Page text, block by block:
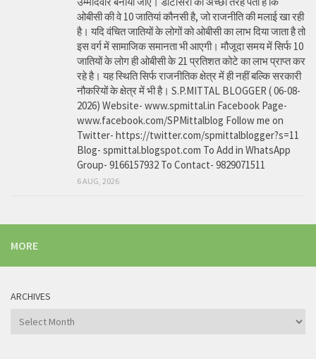
ओबीसी की वे 10 जातियां कौनसी है, जो राजनीति की मलाई खा रही
है। यदि वंचित जातियों के लोगों को ओबीसी का लाभ दिया जाता है तो
इस वर्ग में सामाजिक समानता भी आएगी। मौजूदा समय में सिर्फ 10
जातियों के लोग ही ओबीसी के 21 प्रतिशत कोटे का लाभ प्राप्त कर
रहे है। यह स्थिति सिर्फ राजनीतिक क्षेत्र में ही नहीं बल्कि सरकारी
नौकरियों के क्षेत्र में भी है। S.P.MITTAL BLOGGER ( 06-08-
2026) Website- www.spmittal.in Facebook Page-
www.facebook.com/SPMittalblog Follow me on
Twitter- https://twitter.com/spmittalblogger?s=11
Blog- spmittal.blogspot.com To Add in WhatsApp
Group- 9166157932 To Contact- 9829071511
6 AUG, 2026
MORE
ARCHIVES
Archives